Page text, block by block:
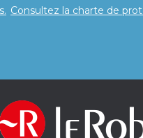
Consultez la charte de